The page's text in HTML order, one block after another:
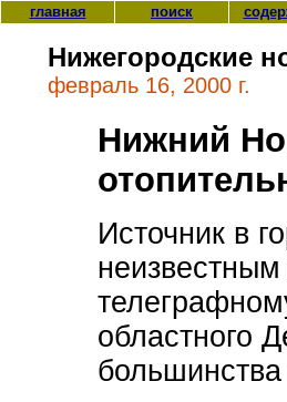
главная поиск
Нижегородские
февраль 16, 2000 г.
Нижний
Источник в
областного
большинства